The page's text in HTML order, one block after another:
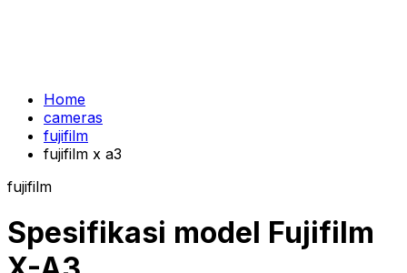
Home
cameras
fujifilm
fujifilm x a3
fujifilm
Spesifikasi model Fujifilm